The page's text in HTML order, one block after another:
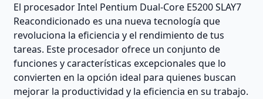
El procesador Intel Pentium Dual-Core E5200 SLAY7
Reacondicionado es una nueva tecnología que
revoluciona la eficiencia y el rendimiento de tus
tareas. Este procesador ofrece un conjunto de
funciones y características excepcionales que lo
convierten en la opción ideal para quienes buscan
mejorar la productividad y la eficiencia en su trabajo.